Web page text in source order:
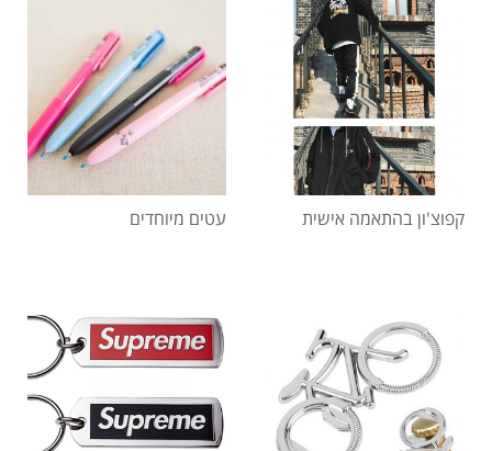
קפוצ'ון בהתאמה אישית עטים מיוחדים